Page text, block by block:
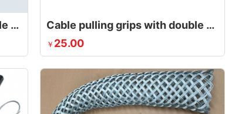
Cable Pulling grips with double eyelets and laterally open Cable pulling grips with double eyelet
￥ 25.00